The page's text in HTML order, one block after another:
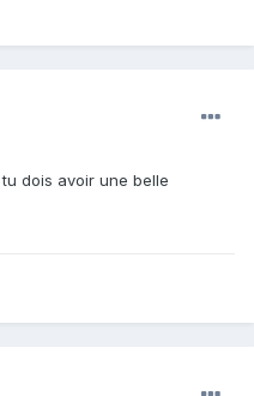
dois avoir une belle